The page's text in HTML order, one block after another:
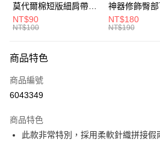
Google Pay
全盈+PAY
大哥付你分期
【大哥付你分期使用說明】
1.本服務由台灣大哥大提供，台灣大哥大用戶
流程，驗證手機門號後，選擇欲分期的期數、
成交易。
3.實際核准額度、可分期數及費用金額請依後
AFTEE先享後付
【關於「AFTEE先享後付」】
AFTEE先享後付是「在收到商品之後才付款
便利好安心！
ATM付款
莫代爾棉短版細肩帶素
色背心(白.黑.灰L-2L)-
U582眼圈熊中大尺碼
NT$90
NT$100
神器修飾臀部
內搭裙/遮臀
6L)-Q155眼圈
NT$180
NT$190
商品特色
商品編號
6043349
商品特色
此款非常特別，採用柔軟針織拼接假